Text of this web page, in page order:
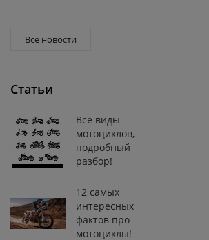
Все новости
Статьи
Все виды
мотоциклов,
подробный
разбор!
12 самых
интересных
фактов про
мотоциклы!